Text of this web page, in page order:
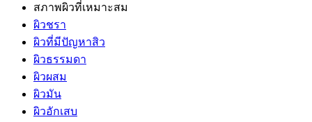
สภาพผิวที่เหมาะสม
ผิวชรา
ผิวที่มีปัญหาสิว
ผิวธรรมดา
ผิวผสม
ผิวมัน
ผิวอักเสบ